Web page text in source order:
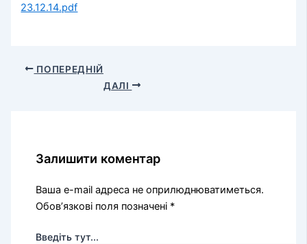
23.12.14.pdf
ПОПЕРЕДНІЙ
ДАЛІ
Залишити коментар
Ваша e-mail адреса не оприлюднюватиметься.
Обов’язкові поля позначені *
Введіть тут...